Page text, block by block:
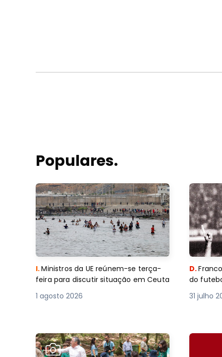
Populares.
I.Ministros da UE reúnem-se terça-
feira para discutir situação em Ceuta
1 agosto 2026
D.
do
31 julho